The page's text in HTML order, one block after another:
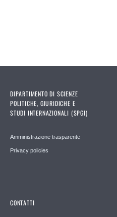
DIPARTIMENTO DI SCIENZE
POLITICHE, GIURIDICHE E
STUDI INTERNAZIONALI (SPGI)
Amministrazione trasparente
Privacy policies
CONTATTI